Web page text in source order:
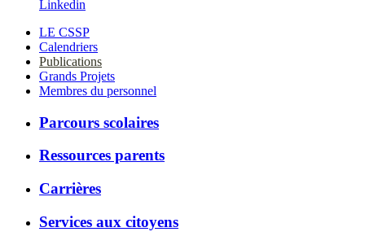
Linkedin
LE CSSP
Calendriers
Publications
Grands Projets
Membres du personnel
Parcours scolaires
Ressources parents
Carrières
Services aux citoyens